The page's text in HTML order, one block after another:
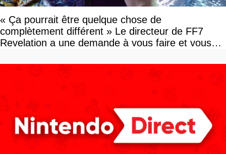
« Ça pourrait être quelque chose de
complètement différent » Le directeur de FF7
Revelation a une demande à vous faire et vous